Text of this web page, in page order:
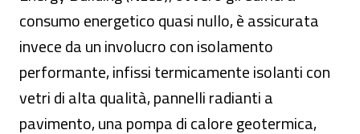
consumo energetico quasi nullo, è assicurata
invece da un involucro con isolamento
performante, infissi termicamente isolanti con
vetri di alta qualità, pannelli radianti a
pavimento, una pompa di calore geotermica,